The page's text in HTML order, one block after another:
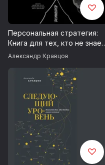
Персональная стратегия:
Книга для тех, кто не знает
куда идти дальше
Александр Кравцов